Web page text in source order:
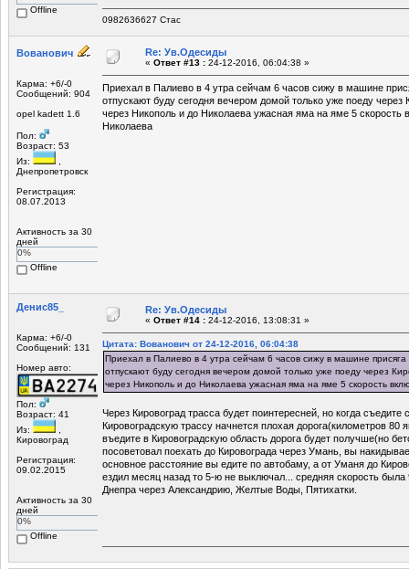
Offline
0982636627 Стас
Вованович
Карма: +6/-0
Сообщений: 904
opel kadett 1.6
Пол:
Возраст: 53
Из:
Днепропетровск
Регистрация:
08.07.2013
Активность за 30
дней
0%
Offline
Re: Ув.Одесиды
« Ответ #13 : 24-12-2016, 06:04:38 »
Приехал в Палиево в 4 утра сейчам 6 часов сижу в машине
отпускают буду сегодня вечером домой только уже поеду через
через Никополь и до Николаева ужасная яма на яме 5 скорость
Николаева
Денис85_
Карма: +6/-0
Сообщений: 131
Номер авто:
Пол:
Возраст: 41
Из:
,
Кировоград
Регистрация:
09.02.2015
Активность за 30
дней
0%
Offline
Re: Ув.Одесиды
« Ответ #14 : 24-12-2016, 13:08:31 »
Цитата: Вованович от 24-12-2016, 06:04:38
Приехал в Палиево в 4 утра сейчам 6 часов сижу в машине
отпускают буду сегодня вечером домой только уже поеду через
через Никополь и до Николаева ужасная яма на яме 5 скорость
Через Кировоград трасса будет поинтересней, но когда съедите
Кировоградскую трассу начнется плохая дорога(километров 80
въедите в Кировоградскую область дорога будет получше(но
посоветовал поехать до Кировограда через Умань, вы
основное расстояние вы едите по автобаму, а от Уманя до
ездил месяц назад то 5-ю не выключал... средняя скорость была
Днепра через Александрию, Желтые Воды, Пятихатки.